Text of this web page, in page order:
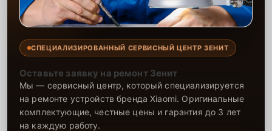
СПЕЦИАЛИЗИРОВАННЫЙ СЕРВИСНЫЙ ЦЕНТР ЗЕНИТ
Оставьте заявку на ремонт Зенит
Мы — сервисный центр, который специализируется
на ремонте устройств бренда Xiaomi. Оригинальные
комплектующие, честные цены и гарантия до 3 лет
на каждую работу.